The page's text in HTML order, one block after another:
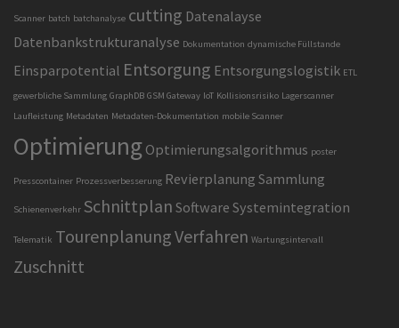
Scanner batch batchanalyse cutting Datenalayse
Datenbankstrukturanalyse Dokumentation dynamische Füllstande
Einsparpotential Entsorgung Entsorgungslogistik ETL
gewerbliche Sammlung GraphDB GSM Gateway IoT Kollisionsrisiko Lagerscanner
Laufleistung Metadaten Metadaten-Dokumentation mobile Scanner
Optimierung Optimierungsalgorithmus poster
Presscontainer Prozessverbesserung Revierplanung Sammlung
Schienenverkehr Schnittplan Software Systemintegration
Telematik TourenplanungVerfahren Wartungsintervall
Zuschnitt